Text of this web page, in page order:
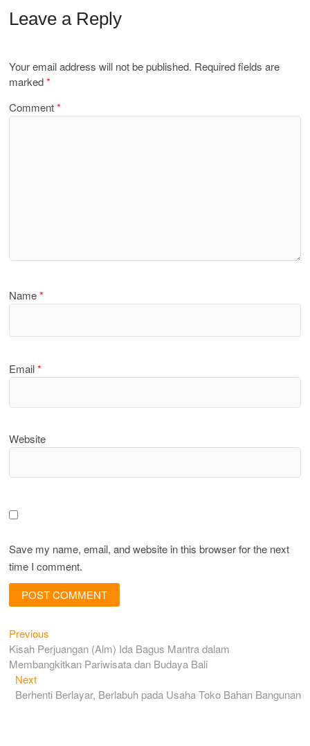
Leave a Reply
Your email address will not be published. Required fields are
marked*
Comment*
Name*
Email*
Website
Save my name, email, and website in this browser for the next
time I comment.
Post
navigation
Previous
post:
Kisah Perjuangan (Alm) Ida Bagus Mantra dalam
Membangkitkan Pariwisata dan Budaya Bali
NextNext
post:
Berhenti Berlayar, Berlabuh pada Usaha Toko Bahan Bangunan